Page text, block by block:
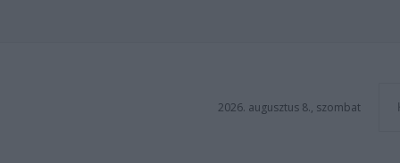
2026. augusztus 8., szombat